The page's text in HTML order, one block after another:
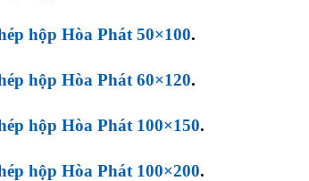
hộp Hòa Phát 50×100.
hộp Hòa Phát 60×120.
hộp Hòa Phát 100×150.
hộp Hòa Phát 100×200.